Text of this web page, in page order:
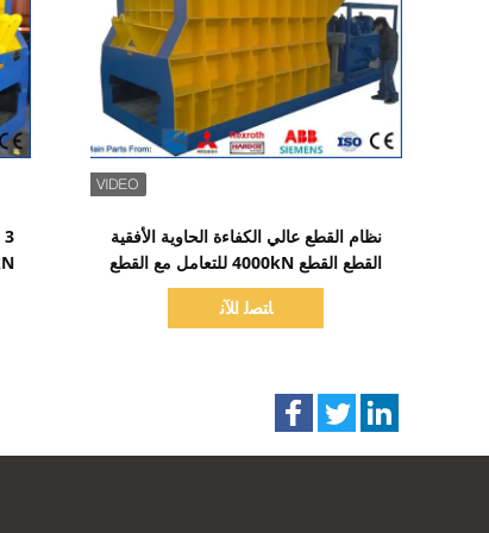
نظام القطع عالي الكفاءة الحاوية الأفقية
القطع القطع 4000kN للتعامل مع القطع
الكبيرة مع تخصيص
ﺎﺘﺼﻟ ﺍﻶﻧ